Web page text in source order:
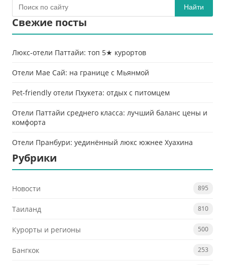
Найти
Свежие посты
Люкс-отели Паттайи: топ 5★ курортов
Отели Мае Сай: на границе с Мьянмой
Pet-friendly отели Пхукета: отдых с питомцем
Отели Паттайи среднего класса: лучший баланс цены и
комфорта
Отели Пранбури: уединённый люкс южнее Хуахина
Рубрики
Новости 895
Таиланд 810
Курорты и регионы 500
Бангкок 253